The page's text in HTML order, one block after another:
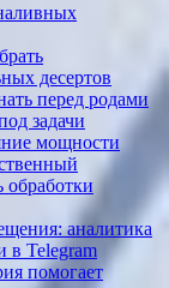
десертов
перед родами
задачи
мощности
обработки
аналитика
в Telegram
помогает